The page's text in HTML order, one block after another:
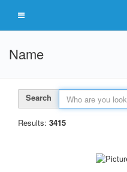
Name
Search
Results: 3415